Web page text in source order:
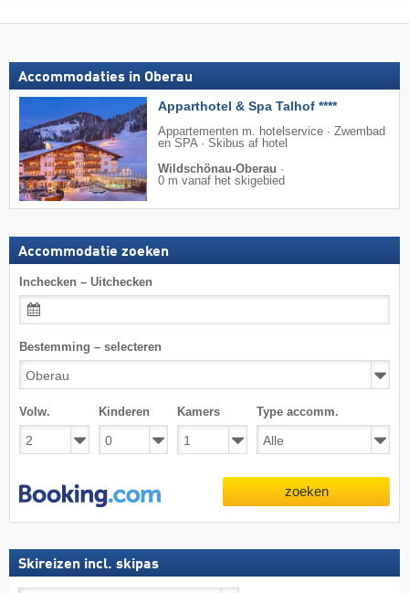
Accommodaties in Oberau
Apparthotel & Spa Talhof ****
Appartementen m. hotelservice · Zwembad
en SPA · Skibus af hotel
Wildschönau-Oberau ·
0 m vanaf het skigebied
Accommodatie zoeken
Inchecken – Uitchecken
Bestemming – selecteren
Volw. Kinderen Kamers Type accomm.
zoeken
Skireizen incl. skipas